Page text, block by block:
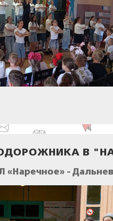
В
«Наречное» -